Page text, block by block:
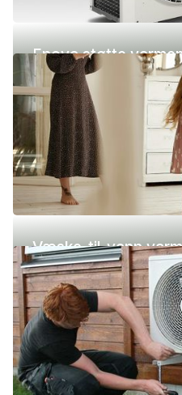
Enova støtte
2026
Væske-til-vann
guide (pris, fordeler